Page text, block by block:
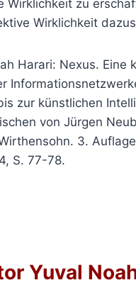
Wirklichkeit zu
Wirklichkeit
Harari: Nexus. Eine
zur künstlichen
von Jürgen
3.
S. 77-78.
Yuval